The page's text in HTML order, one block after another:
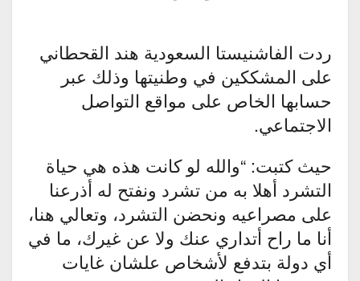
ردت الفاشنيستا السعودية هند القحطاني
على المشككين في وطنيتها وذلك عبر
حسابها الخاص على مواقع التواصل
الاجتماعي.
حيث كتبت: “والله لو كانت هذه هي حياة
التشرد أهلا به من تشرد ونفتح له أذرعنا
على مصراعيه ونحضن التشرد، وتعالي هنا،
أنا ما راح أتداري عنك ولا عن غيرك، ما في
أي دولة بتدفع لأشخاص علشان غايات